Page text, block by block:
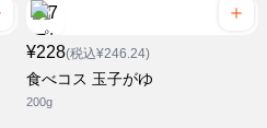
¥228(税込¥246.24)
食べコス 玉子がゆ
200g